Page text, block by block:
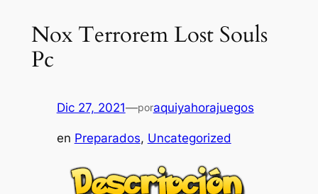
Nox Terrorem Lost Souls
Pc
Dic 27, 2021—poraquiyahorajuegos
en Preparados, Uncategorized